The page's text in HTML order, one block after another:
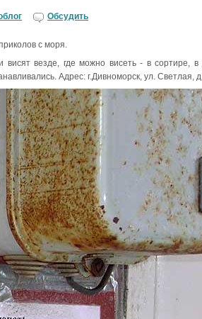
Обсудить
с моря.
висят везде, где можно висеть - в сортире,
Адрес: г.Дивноморск, ул. Светлая,